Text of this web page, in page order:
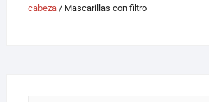
cabeza/ Mascarillas con filtro